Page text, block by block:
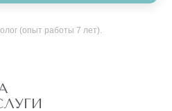
(опыт работы 7 лет).